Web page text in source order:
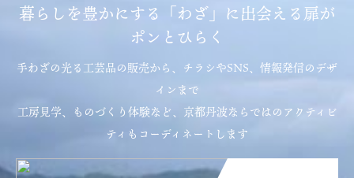
暮らしを豊かにする「わざ」に出会える扉が
ポンとひらく
手わざの光る工芸品の販売から、チラシやSNS、情報発信のデザ
インまで
工房見学、ものづくり体験など、京都丹波ならではのアクティビ
ティもコーディネートします